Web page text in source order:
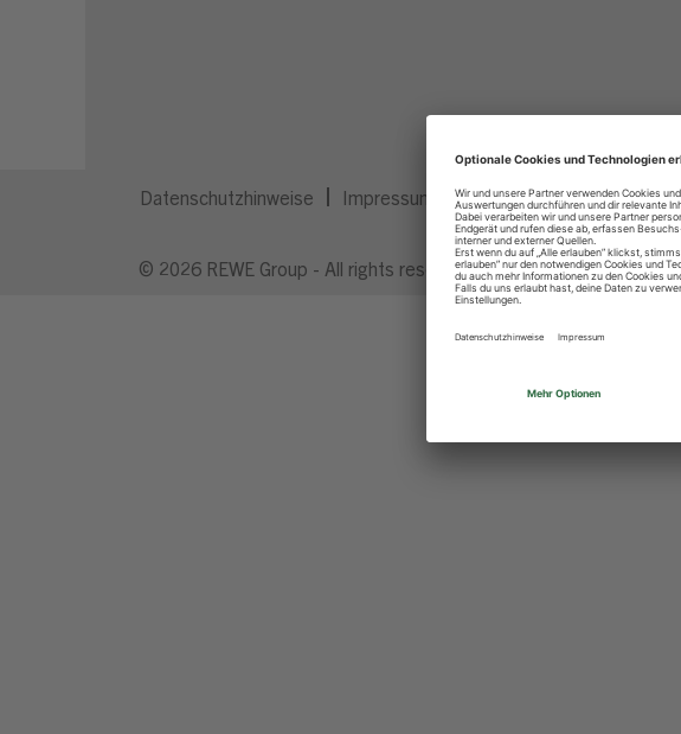
Datenschutzhinweise Impressum Privatsphäre-Einstellungen
© 2026 REWE Group - All rights reserved